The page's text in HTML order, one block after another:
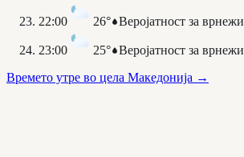
22:00 26° Веројатност за врнежи
23:00 25° Веројатност за врнежи
Времето утре во цела Македонија →